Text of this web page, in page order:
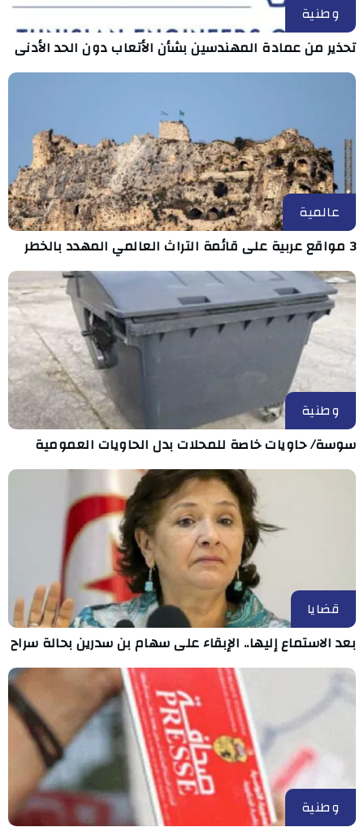
وطنية
تحذير من عمادة المهندسين بشأن الأتعاب دون الحد الأدنى
عالمية
3 مواقع عربية على قائمة التراث العالمي المهدد بالخطر
وطنية
سوسة/ حاويات خاصة للمحلات بدل الحاويات العمومية
قضايا
بعد الاستماع إليها.. الإبقاء على سهام بن سدرين بحالة سراح
وطنية